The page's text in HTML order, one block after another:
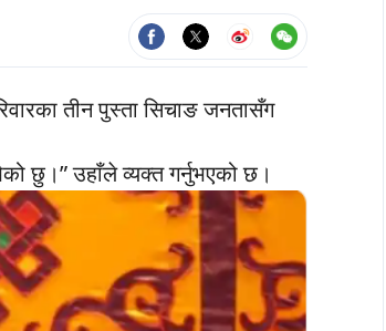
तीन पुस्ता सिचाङ जनतासँग
छु।” उहाँले व्यक्त गर्नुभएको छ।